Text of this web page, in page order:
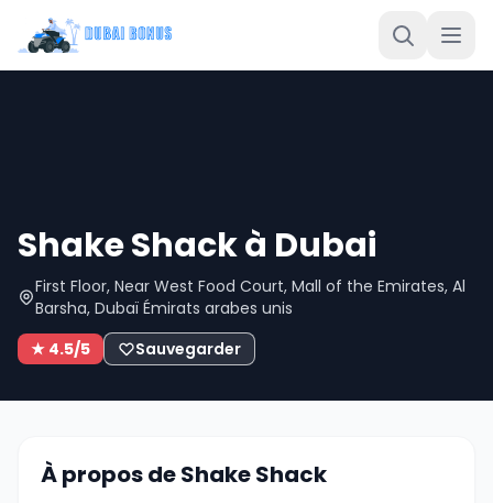
Shake Shack à Dubai
First Floor, Near West Food Court, Mall of the Emirates, Al
Barsha, Dubaï Émirats arabes unis
★ 4.5/5
Sauvegarder
À propos de Shake Shack